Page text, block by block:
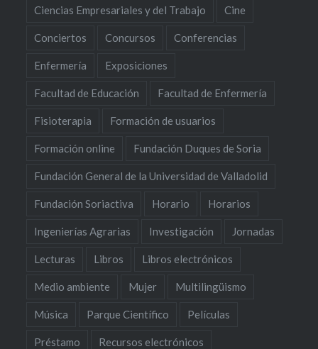
Ciencias Empresariales y del Trabajo Cine
Conciertos Concursos Conferencias
Enfermería Exposiciones
Facultad de Educación Facultad de Enfermería
Fisioterapia Formación de usuarios
Formación online Fundación Duques de Soria
Fundación General de la Universidad de Valladolid
Fundación Soriactiva Horario Horarios
Ingenierías Agrarias Investigación Jornadas
Lecturas Libros Libros electrónicos
Medio ambiente Mujer Multilingüismo
Música Parque Científico Películas
Préstamo Recursos electrónicos